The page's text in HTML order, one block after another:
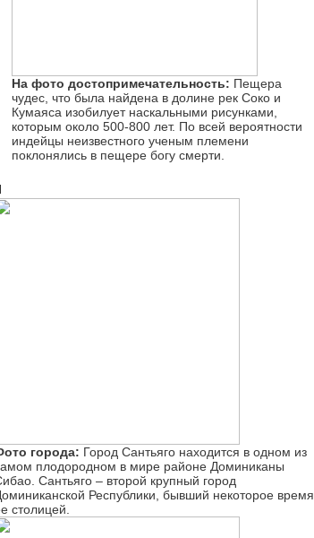
На фото достопримечательность: Пещера
чудес, что была найдена в долине рек Соко и
Кумаяса изобилует наскальными рисунками,
которым около 500-800 лет. По всей вероятности
индейцы неизвестного ученым племени
поклонялись в пещере богу смерти.
города: Город Сантьяго находится в одном из
плодородном в мире районе Доминиканы
Сантьяго – второй крупный город
Республики, бывший некоторое время
столицей.